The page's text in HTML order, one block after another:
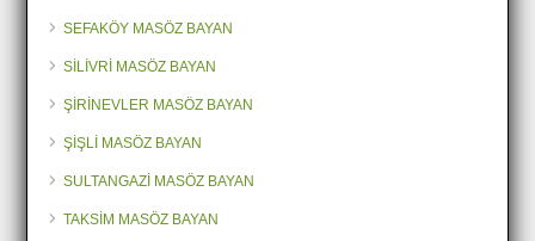
SEFAKÖY MASÖZ BAYAN
SİLİVRİ MASÖZ BAYAN
ŞİRİNEVLER MASÖZ BAYAN
ŞİŞLİ MASÖZ BAYAN
SULTANGAZİ MASÖZ BAYAN
TAKSİM MASÖZ BAYAN